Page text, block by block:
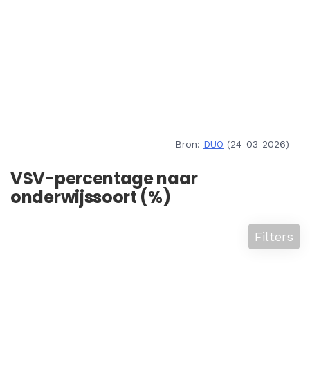
Bron: DUO (24-03-2026)
VSV-percentage naar
onderwijssoort (%)
Filters